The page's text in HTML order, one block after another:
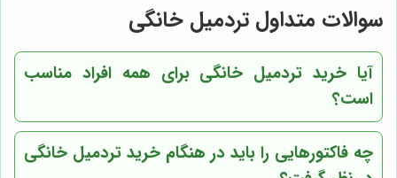
سوالات متداول تردمیل خانگی
آیا خرید تردمیل خانگی برای همه افراد مناسب
است؟
چه فاکتورهایی را باید در هنگام خرید تردمیل خانگی